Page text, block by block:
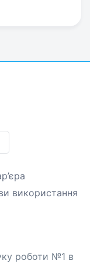
використання
роботи №1 в